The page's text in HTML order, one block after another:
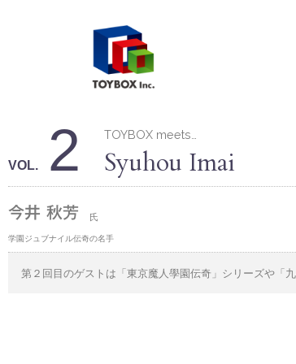
VOL. 2 TOYBOX meets…
Syuhou Imai
今井 秋芳 氏
学園ジュブナイル伝奇の名手
第２回目のゲストは「東京魔人學園伝奇」シリーズや「